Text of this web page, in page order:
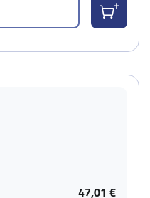
47,01 €